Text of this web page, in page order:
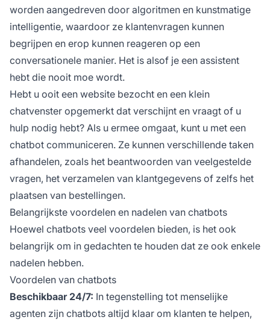
worden aangedreven door algoritmen en kunstmatige
intelligentie, waardoor ze klantenvragen kunnen
begrijpen en erop kunnen reageren op een
conversationele manier. Het is alsof je een assistent
hebt die nooit moe wordt.
Hebt u ooit een website bezocht en een klein
chatvenster opgemerkt dat verschijnt en vraagt of u
hulp nodig hebt? Als u ermee omgaat, kunt u met een
chatbot communiceren. Ze kunnen verschillende taken
afhandelen, zoals het beantwoorden van veelgestelde
vragen, het verzamelen van klantgegevens of zelfs het
plaatsen van bestellingen.
Belangrijkste voordelen en nadelen van chatbots
Hoewel chatbots veel voordelen bieden, is het ook
belangrijk om in gedachten te houden dat ze ook enkele
nadelen hebben.
Voordelen van chatbots
Beschikbaar 24/7: In tegenstelling tot menselijke
agenten zijn chatbots altijd klaar om klanten te helpen,